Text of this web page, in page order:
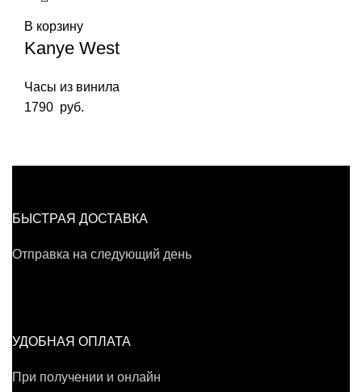
В корзину
Kanye West
Часы из винила
1790 руб.
БЫСТРАЯ ДОСТАВКА
Отправка на следующий день
УДОБНАЯ ОПЛАТА
При получении и онлайн